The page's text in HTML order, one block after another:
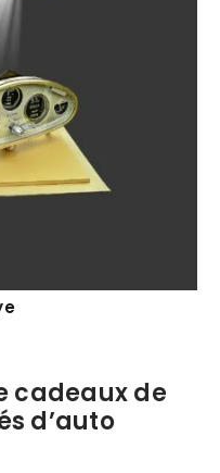
cadeaux de
d’auto